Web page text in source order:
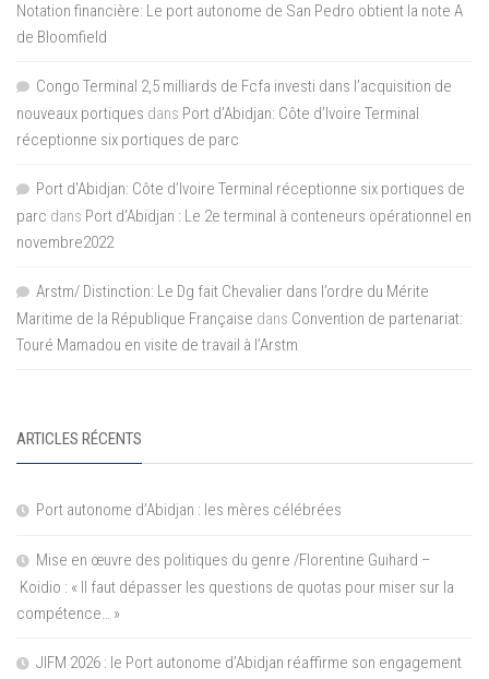
Notation financière: Le port autonome de San Pedro obtient la note A
de Bloomfield
Congo Terminal 2,5 milliards de Fcfa investi dans l’acquisition de
nouveaux portiques dans Port d’Abidjan: Côte d’Ivoire Terminal
réceptionne six portiques de parc
Port d'Abidjan: Côte d’Ivoire Terminal réceptionne six portiques de
parc dans Port d’Abidjan : Le 2e terminal à conteneurs opérationnel en
novembre2022
Arstm/ Distinction: Le Dg fait Chevalier dans l’ordre du Mérite
Maritime de la République Française dans Convention de partenariat:
Touré Mamadou en visite de travail à l’Arstm
ARTICLES RÉCENTS
Port autonome d’Abidjan : les mères célébrées
Mise en œuvre des politiques du genre /Florentine Guihard –
Koidio : « Il faut dépasser les questions de quotas pour miser sur la
compétence… »
JIFM 2026 : le Port autonome d’Abidjan réaffirme son engagement